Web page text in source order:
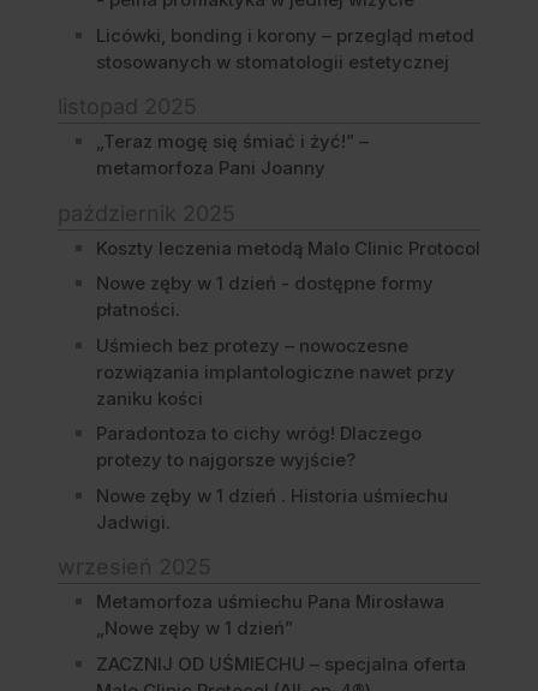
Licówki, bonding i korony – przegląd metod
stosowanych w stomatologii estetycznej
„Teraz mogę się śmiać i żyć!” –
metamorfoza Pani Joanny
Koszty leczenia metodą Malo Clinic Protocol
Nowe zęby w 1 dzień - dostępne formy
płatności.
Uśmiech bez protezy – nowoczesne
rozwiązania implantologiczne nawet przy
zaniku kości
Paradontoza to cichy wróg! Dlaczego
protezy to najgorsze wyjście?
Nowe zęby w 1 dzień . Historia uśmiechu
Jadwigi.
Metamorfoza uśmiechu Pana Mirosława
„Nowe zęby w 1 dzień”
ZACZNIJ OD UŚMIECHU – specjalna oferta